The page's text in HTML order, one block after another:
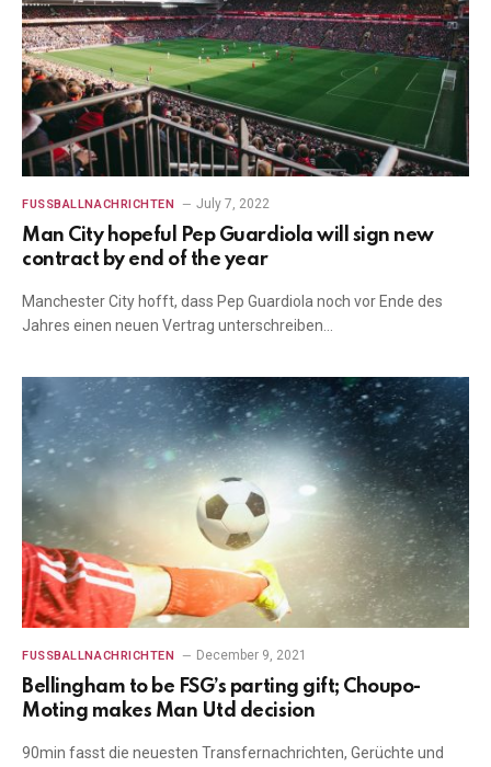
FUSSBALLNACHRICHTEN July 7, 2022
Man City hopeful Pep Guardiola will sign new
contract by end of the year
Manchester City hofft, dass Pep Guardiola noch vor Ende des
Jahres einen neuen Vertrag unterschreiben…
FUSSBALLNACHRICHTEN December 9, 2021
Bellingham to be FSG’s parting gift; Choupo-
Moting makes Man Utd decision
90min fasst die neuesten Transfernachrichten, Gerüchte und